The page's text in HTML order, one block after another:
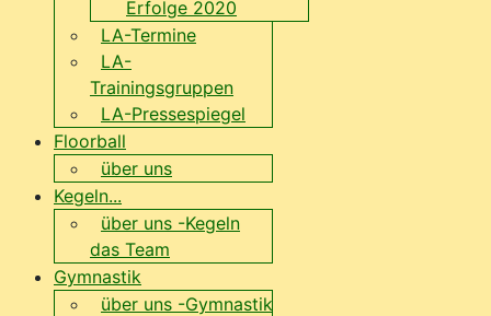
Erfolge 2020
LA-Termine
LA-
Trainingsgruppen
LA-Pressespiegel
Floorball
über uns
Kegeln...
über uns -Kegeln
das Team
Gymnastik
über uns -Gymnastik